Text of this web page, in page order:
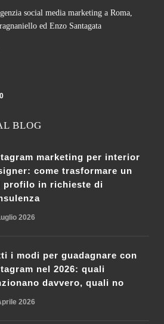
social media marketing a Roma,
ed Enzo Santagata
BLOG
marketing per interior
come trasformare un
profilo in richieste di
2026
i modi per guadagnare con
nel 2026: quali
davvero, quali no
2026